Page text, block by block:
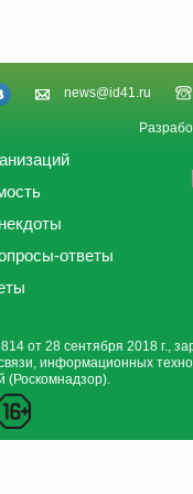
news@id41.ru
ответы
от 28 сентября 2018 г.,
информационных
(Роскомнадзор).